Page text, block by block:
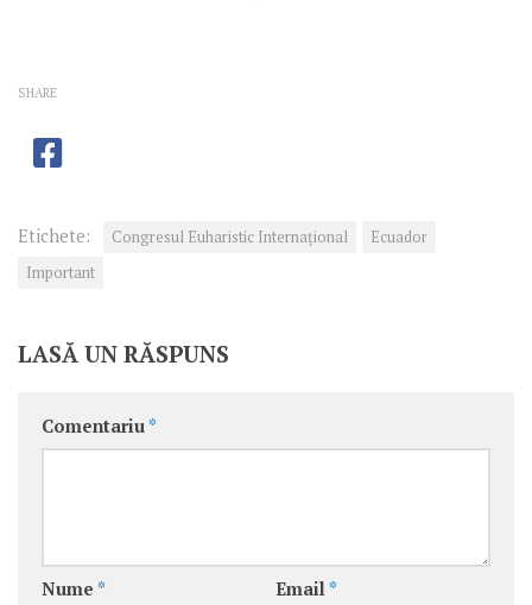
SHARE
Etichete: Congresul Euharistic Internaţional
Ecuador
Important
LASĂ UN RĂSPUNS
Comentariu *
Nume * Email *